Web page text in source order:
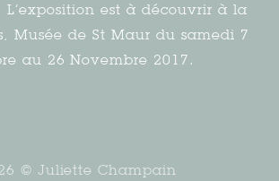
L’exposition est à découvrir à la
Musée de St Maur du samedi 7
au 26 Novembre 2017.
© Juliette Champain